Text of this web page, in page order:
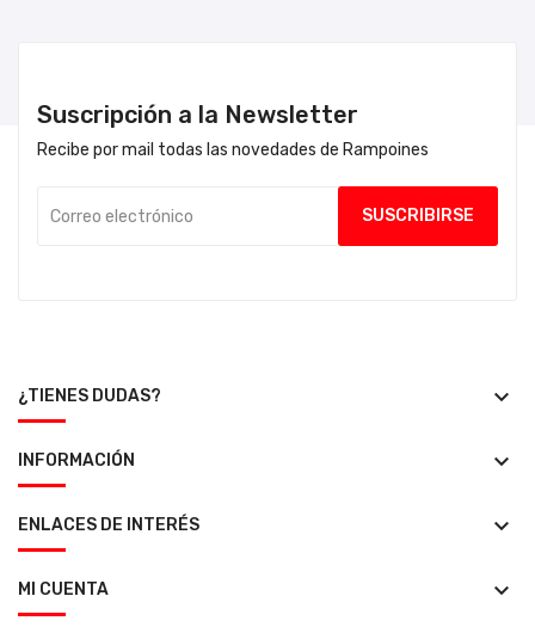
Suscripción a la Newsletter
Recibe por mail todas las novedades de Rampoines
¿TIENES DUDAS? keyboard_arrow_down
INFORMACIÓN keyboard_arrow_down
ENLACES DE INTERÉS keyboard_arrow_down
MI CUENTA keyboard_arrow_down